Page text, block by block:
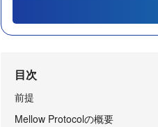
目次
前提
Mellow Protocolの概要